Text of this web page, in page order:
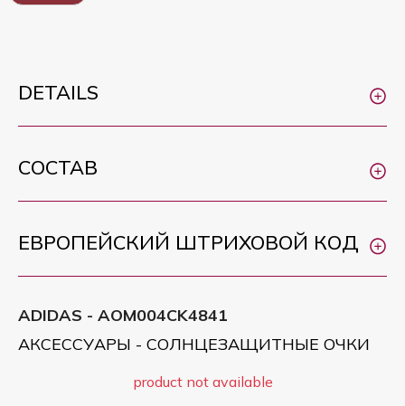
DETAILS
СОСТАВ
ЕВРОПЕЙСКИЙ ШТРИХОВОЙ КОД
ADIDAS - AOM004CK4841
АКСЕССУАРЫ - СОЛНЦЕЗАЩИТНЫЕ ОЧКИ
product not available